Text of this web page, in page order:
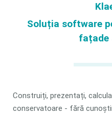
Soluția software
fațade
Construiți, prezentați,
conservatoare - fără